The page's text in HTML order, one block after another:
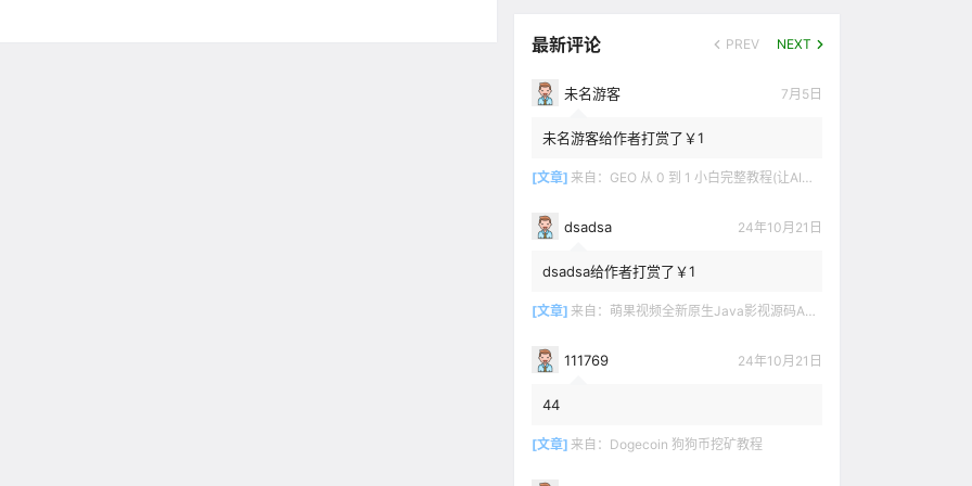
最新评论 PREV NEXT
未名游客 7月5日
未名游客给作者打赏了￥1
[文章] 来自： GEO 从 0 到 1 小白完整教程(让AI推荐你的产品)
dsadsa 24年10月21日
dsadsa给作者打赏了￥1
[文章] 来自： 萌果视频全新原生Java影视源码App双端对接苹果CMSV10
111769 24年10月21日
44
[文章] 来自： Dogecoin 狗狗币挖矿教程